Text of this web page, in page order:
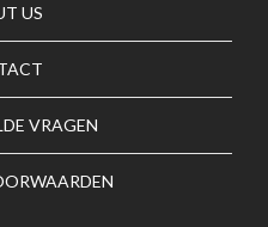
US
VRAGEN